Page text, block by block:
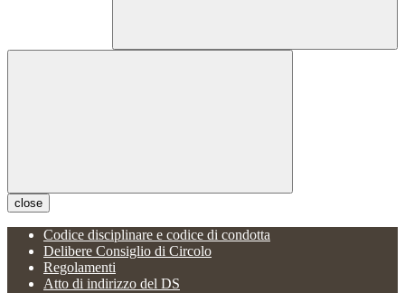
close
Codice disciplinare e codice di condotta
Delibere Consiglio di Circolo
Regolamenti
Atto di indirizzo del DS